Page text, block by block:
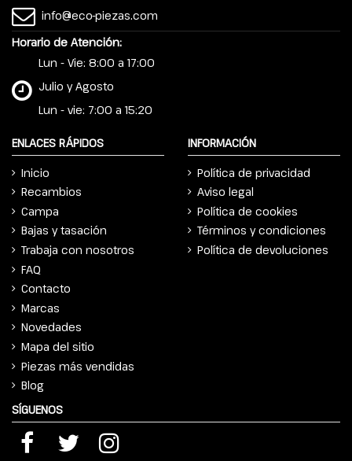
info@eco-piezas.com
Horario de Atención:
Lun - Vie: 8:00 a 17:00
Julio y Agosto
Lun - vie: 7:00 a 15:20
ENLACES RÁPIDOS
Inicio
Recambios
Campa
Bajas y tasación
Trabaja con nosotros
FAQ
Contacto
Marcas
Novedades
Mapa del sitio
Piezas más vendidas
Blog
INFORMACIÓN
Política de privacidad
Aviso legal
Política de cookies
Términos y condiciones
Política de devoluciones
SÍGUENOS